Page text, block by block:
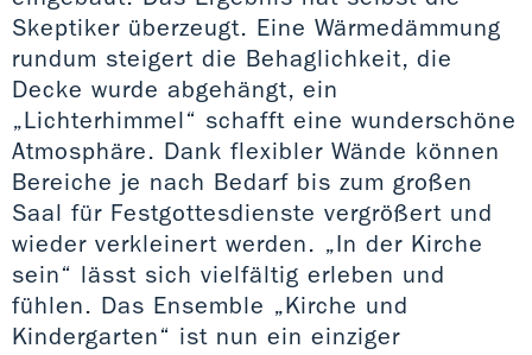
Skeptiker überzeugt. Eine Wärmedämmung
rundum steigert die Behaglichkeit, die
Decke wurde abgehängt, ein
„Lichterhimmel“ schafft eine wunderschöne
Atmosphäre. Dank flexibler Wände können
Bereiche je nach Bedarf bis zum großen
Saal für Festgottesdienste vergrößert und
wieder verkleinert werden. „In der Kirche
sein“ lässt sich vielfältig erleben und
fühlen. Das Ensemble „Kirche und
Kindergarten“ ist nun ein einziger